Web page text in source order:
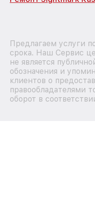
Предлагаем услуги
срока. Наш Сервис
не является
обозначения и
клиентов о
правообладателями
оборот в